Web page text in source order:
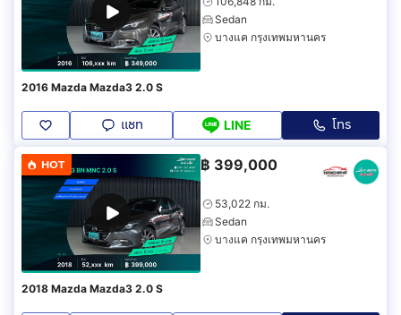
Sedan
บางแค กรุงเทพมหานคร
2016 Mazda Mazda3 2.0 S
แชท LINE โทร
HOT ฿ 399,000
53,022 กม.
Sedan
บางแค กรุงเทพมหานคร
2018 Mazda Mazda3 2.0 S